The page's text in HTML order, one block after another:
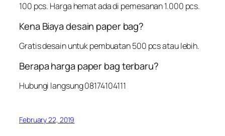
100 pcs. Harga hemat ada di pemesanan 1.000 pcs.
Kena Biaya desain paper bag?
Gratis desain untuk pembuatan 500 pcs atau lebih.
Berapa harga paper bag terbaru?
Hubungi langsung 08174104111
February 22, 2019